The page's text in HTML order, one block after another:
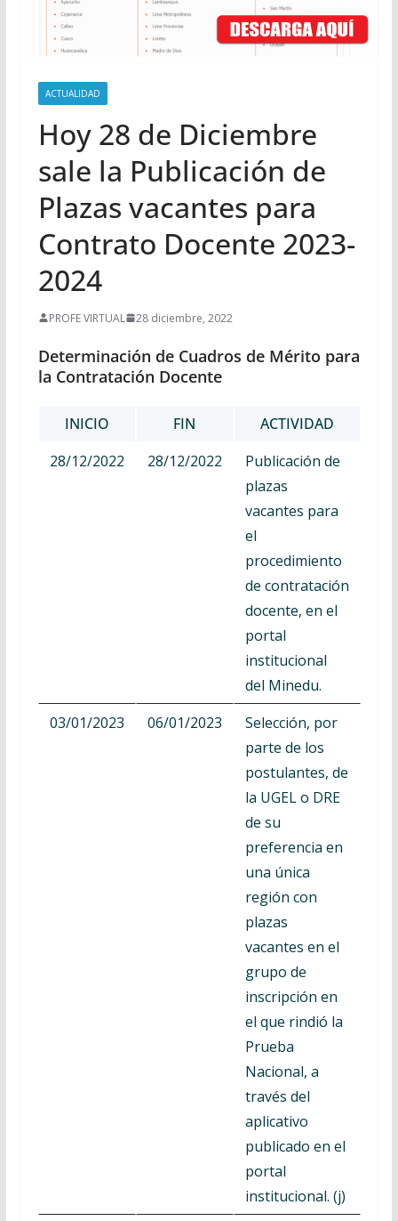
ACTUALIDAD
Hoy 28 de Diciembre
sale la Publicación de
Plazas vacantes para
Contrato Docente 2023-
2024
PROFE VIRTUAL 28 diciembre, 2022
Determinación de Cuadros de Mérito para
la Contratación Docente
INICIO FIN
ACTIVIDAD
28/12/2022
28/12/2022
Publicación de
plazas
vacantes para
el
procedimiento
de contratación
docente, en el
portal
institucional
del Minedu.
03/01/2023
06/01/2023
Selección, por
parte de los
postulantes, de
la UGEL o DRE
de su
preferencia en
una única
región con
plazas
vacantes en el
grupo de
inscripción en
el que rindió la
Prueba
Nacional, a
través del
aplicativo
publicado en el
portal
institucional. (j)